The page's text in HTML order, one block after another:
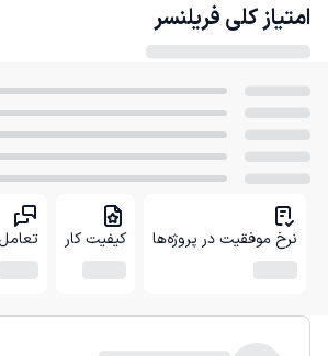
امتیاز کلی فریلنسر
نرخ موفقیت در پروژه‌ها کیفیت کار تعامل